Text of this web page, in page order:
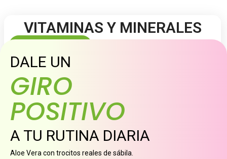
VITAMINAS Y MINERALES
DALE UN
GIRO
POSITIVO
A TU RUTINA DIARIA
Aloe Vera con trocitos reales de sábila.